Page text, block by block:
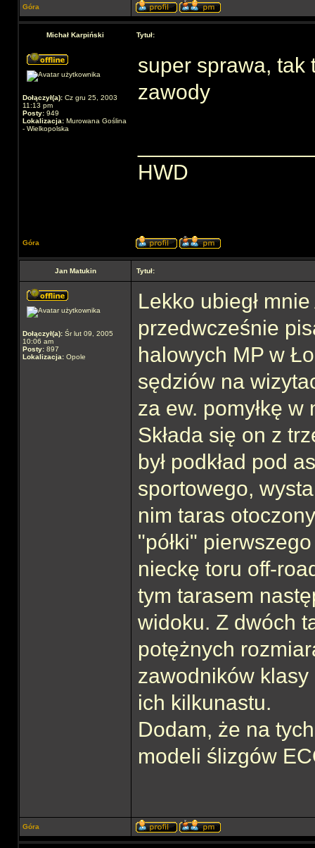
Góra
Michał Karpiński Tytuł:
Dołączył(a): Cz gru 25, 2003
11:13 pm
Posty: 949
Lokalizacja: Murowana Goślina
- Wielkopolska
super sprawa, tak
zawody
HWD
Góra
Jan Matukin Tytuł:
Dołączył(a): Śr lut 09, 2005
10:06 am
Posty: 897
Lokalizacja: Opole
Lekko ubiegł
przedwcześnie
halowych MP w
sędziów na
za ew. pomyłkę w
Składa się on z
był podkład pod
sportowego,
nim taras
"półki"
nieckę toru off-
tym tarasem
widoku. Z dwóch
potężnych
zawodników klasy
ich kilkunastu.
Dodam, że na
modeli ślizgów
Góra